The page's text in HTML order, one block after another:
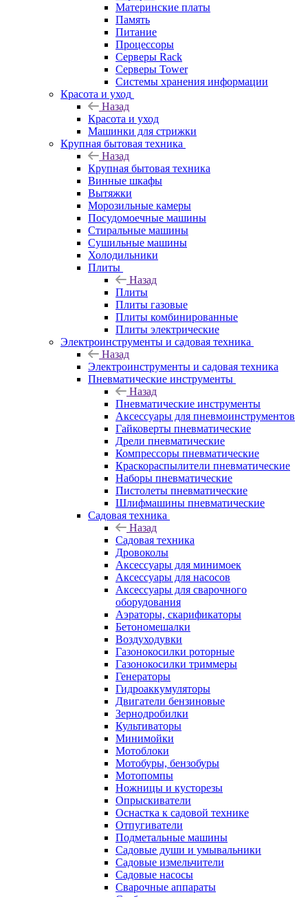
Материнские платы
Память
Питание
Процессоры
Серверы Rack
Серверы Tower
Системы хранения информации
Красота и уход
Назад
Красота и уход
Машинки для стрижки
Крупная бытовая техника
Назад
Крупная бытовая техника
Винные шкафы
Вытяжки
Морозильные камеры
Посудомоечные машины
Стиральные машины
Сушильные машины
Холодильники
Плиты
Назад
Плиты
Плиты газовые
Плиты комбинированные
Плиты электрические
Электроинструменты и садовая техника
Назад
Электроинструменты и садовая техника
Пневматические инструменты
Назад
Пневматические инструменты
Аксессуары для пневмоинструментов
Гайковерты пневматические
Дрели пневматические
Компрессоры пневматические
Краскораспылители пневматические
Наборы пневматические
Пистолеты пневматические
Шлифмашины пневматические
Садовая техника
Назад
Садовая техника
Дровоколы
Аксессуары для минимоек
Аксессуары для насосов
Аксессуары для сварочного
оборудования
Аэраторы, скарификаторы
Бетономешалки
Воздуходувки
Газонокосилки роторные
Газонокосилки триммеры
Генераторы
Гидроаккумуляторы
Двигатели бензиновые
Зернодробилки
Культиваторы
Минимойки
Мотоблоки
Мотобуры, бензобуры
Мотопомпы
Ножницы и кусторезы
Опрыскиватели
Оснастка к садовой технике
Отпугиватели
Подметальные машины
Садовые души и умывальники
Садовые измельчители
Садовые насосы
Сварочные аппараты